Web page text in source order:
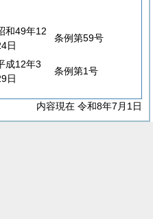
和49年12
日
条例第59号
成12年3
日
条例第1号
内容現在 令和8年7月1日